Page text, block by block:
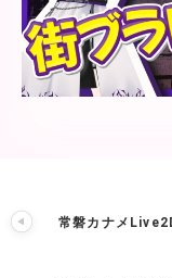
常磐カナメ